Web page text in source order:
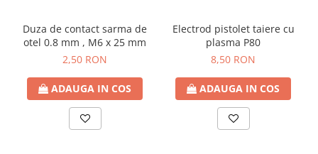
Duza de contact sarma de
otel 0.8 mm , M6 x 25 mm
2,50 RON
ADAUGA IN COS
Electrod pistolet taiere cu
plasma P80
8,50 RON
ADAUGA IN COS